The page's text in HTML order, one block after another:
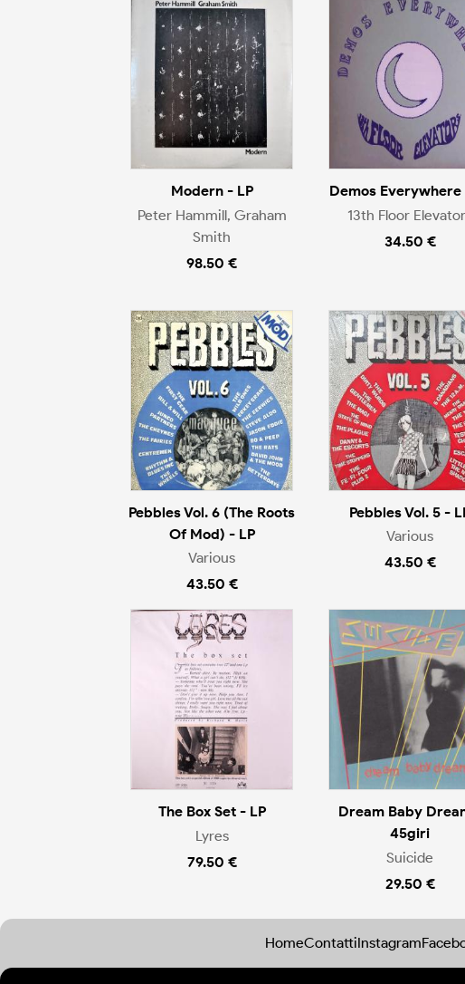
Modern - LP
Peter Hammill, Graham
Smith
98.50 €
Demos Everywhere
13th Floor
34.50 €
Pebbles Vol. 6 (The Roots
Of Mod) - LP
Various
43.50 €
Pebbles Vol. 5 -
Various
43.50 €
The Box Set - LP
Lyres
79.50 €
Dream Baby
45giri
Suicide
29.50 €
HomeContattiInstagram